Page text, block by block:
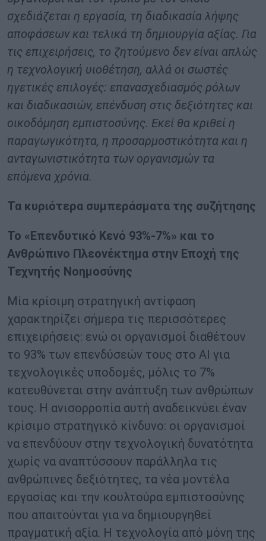
σχεδιάζεται η εργασία, τη διαδικασία λήψης
αποφάσεων και τελικά τη δημιουργία αξίας. Για
τις επιχειρήσεις, το ζητούμενο δεν είναι απλώς
η τεχνολογική υιοθέτηση, αλλά οι σωστές
ηγετικές επιλογές: επανασχεδιασμός ρόλων
και διαδικασιών, επένδυση στις δεξιότητες και
οικοδόμηση εμπιστοσύνης. Εκεί θα κριθεί η
παραγωγικότητα, η προσαρμοστικότητα και η
ανταγωνιστικότητα των οργανισμών τα
επόμενα χρόνια.
Τα κυριότερα συμπεράσματα της συζήτησης
Το «Επενδυτικό Κενό 93%-7%» και το
Ανθρώπινο Πλεονέκτημα στην Εποχή της
Τεχνητής Νοημοσύνης
Μία κρίσιμη στρατηγική αντίφαση
χαρακτηρίζει σήμερα τις περισσότερες
επιχειρήσεις: ενώ οι οργανισμοί διαθέτουν
το 93% των επενδύσεών τους στο ΑΙ για
τεχνολογικές υποδομές, μόλις το 7%
κατευθύνεται στην ανάπτυξη των ανθρώπων
τους. Η ανισορροπία αυτή αναδεικνύει έναν
κρίσιμο στρατηγικό κίνδυνο: οι οργανισμοί
να επενδύουν στην τεχνολογική δυνατότητα
χωρίς να αναπτύσσουν παράλληλα τις
ανθρώπινες δεξιότητες, τα νέα μοντέλα
εργασίας και την κουλτούρα εμπιστοσύνης
που απαιτούνται για να δημιουργηθεί
πραγματική αξία. Η τεχνολογία από μόνη της